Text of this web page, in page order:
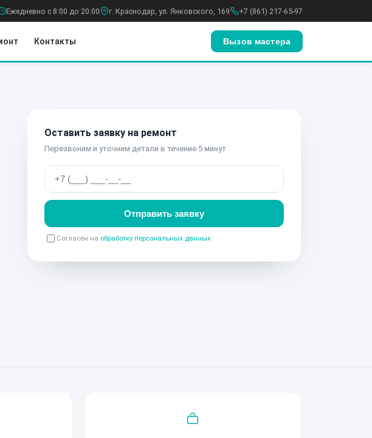
Ежедневно с 8:00 до 20:00 г. Краснодар, ул. Янковского, 169 +7 (861) 217-65-97
Контакты Вызов мастера
Оставить заявку на ремонт
Перезвоним и уточним детали в течение 5 минут
Отправить заявку
Согласен на обработку персональных данных